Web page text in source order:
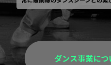
ダンス事業に